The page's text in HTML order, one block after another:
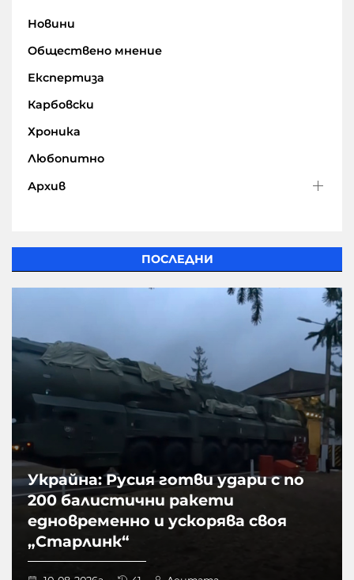
Новини
Обществено мнение
Експертиза
Карбовски
Хроника
Любопитно
Архив
ПОСЛЕДНИ
Украйна: Русия готви удари с по
200 балистични ракети
едновременно и ускорява своя
„Старлинк“